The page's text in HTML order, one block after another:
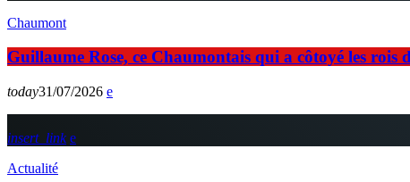
Chaumont
Guillaume Rose, ce Chaumontais qui a côtoyé les rois
today31/07/2026
insert_link
Actualité